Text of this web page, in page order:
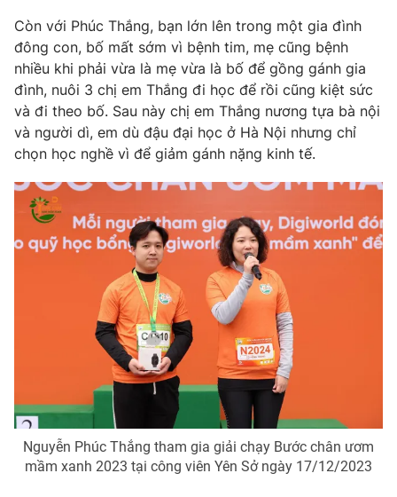
Tổng Biên tập:
Vũ Thanh Thủy
Phó Tổng Biên tập:Nguyễn Thị Mỹ Hạnh, Phạm Quốc Thắng,
Nguyễn Trọng Ninh
Tổng đài VTV: 024.38 355 931 - 024.38 355 932
Ðiện thoại Thời báo VTV:024.66 897 897
Email:toasoan@vtv.vn
Liên hệ quảng cáo: 024-7300.7108
® Cấm sao chép dưới mọi hình thức nếu không có sự chấp
thuận bằng văn bản. Ghi rõ nguồn VTV.vn khi phát hành lại
thông tin từ website này.
Còn với Phúc Thắng, bạn lớn lên trong một gia đình
đông con, bố mất sớm vì bệnh tim, mẹ cũng bệnh
nhiều khi phải vừa là mẹ vừa là bố để gồng gánh gia
đình, nuôi 3 chị em Thắng đi học để rồi cũng kiệt sức
và đi theo bố. Sau này chị em Thắng nương tựa bà nội
và người dì, em dù đậu đại học ở Hà Nội nhưng chỉ
chọn học nghề vì để giảm gánh nặng kinh tế.
Nguyễn Phúc Thắng tham gia giải chạy Bước chân ươm
mầm xanh 2023 tại công viên Yên Sở ngày 17/12/2023